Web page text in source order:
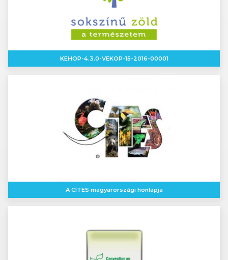
KEHOP-4.3.0-VEKOP-15-2016-00001
A CITES magyarországi honlapja